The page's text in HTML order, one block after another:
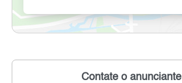
Contate o anunciante